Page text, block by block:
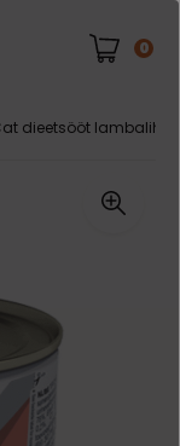
0
dieetsööt